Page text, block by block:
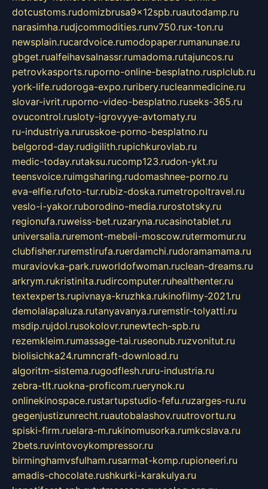
dotcustoms.rudomizbrusa9x12spb.ruautodamp.ru
narasimha.rudjcommodities.runv750.rux-ton.ru
newsplain.rucardvoice.rumodopaper.rumanunae.ru
gbget.rualfeihavsalnassr.rumadoma.rutajuncos.ru
petrovkasports.ruporno-online-besplatno.rusplclub.ru
york-life.rudoroga-expo.ruribery.rucleanmedicine.ru
slovar-ivrit.ruporno-video-besplatno.ruseks-365.ru
ovucontrol.rusloty-igrovyye-avtomaty.ru
ru-industriya.rurusskoe-porno-besplatno.ru
belgorod-day.rudigilith.rupichkurovlab.ru
medic-today.rutaksu.rucomp123.rudon-ykt.ru
teensvoice.ruimgsharing.rudomashnee-porno.ru
eva-elfie.rufoto-tur.rubiz-doska.rumetropoltravel.ru
veslo-i-yakor.ruborodino-media.rurostotsky.ru
regionufa.ruweiss-bet.ruzaryna.rucasinotablet.ru
universalia.ruremont-mebeli-moscow.rutermomur.ru
clubfisher.ruremstirufa.ruerdamchi.rudoramamama.ru
muraviovka-park.ruworldofwoman.ruclean-dreams.ru
arkrym.rukristinita.rudircomputer.ruhealthenter.ru
textexperts.rupivnaya-kruzhka.rukinofilmy-2021.ru
demolalapaluza.rutanyavanya.ruremstir-tolyatti.ru
msdip.rujdol.rusokolovr.runewtech-spb.ru
rezemkleim.rumassage-tai.ruseonub.ruzvonitut.ru
biolisichka24.rumncraft-download.ru
algoritm-sistema.rugodflesh.ruru-industria.ru
zebra-tlt.ruokna-proficom.ruerynok.ru
onlinekinospace.rustartupstudio-fefu.ruzarges-ru.ru
gegenjustizunrecht.ruautobalashov.ruutrovortu.ru
spiski-firm.ruelara-m.rukinomusorka.rumkcslava.ru
2bets.ruvintovoykompressor.ru
birminghamvsfulham.rusarmat-komp.rupioneeri.ru
amadis-chocolate.rushkurki-karakulya.ru